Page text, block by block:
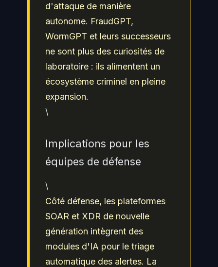
d'attaque de manière
autonome. FraudGPT,
WormGPT et leurs successeurs
ne sont plus des curiosités de
laboratoire : ils alimentent un
écosystème criminel en pleine
expansion.
\
Implications pour les
équipes de défense
\
Côté défense, les plateformes
SOAR et XDR de nouvelle
génération intègrent des
modules d'IA pour le triage
automatique des alertes. La